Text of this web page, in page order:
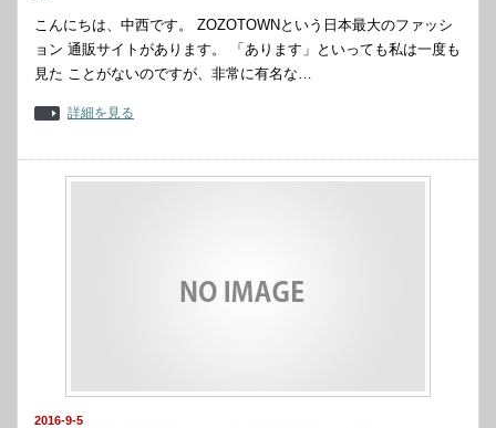
こんにちは、中西です。 ZOZOTOWNという日本最大のファッシ
ョン 通販サイトがあります。 「あります」といっても私は一度も
見た ことがないのですが、非常に有名な…
詳細を見る
2016-9-5